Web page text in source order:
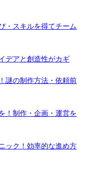
・スキルを得てチーム
デアと創造性がカギ
謎の制作方法・依頼前
！制作・企画・運営を
ック！効率的な進め方